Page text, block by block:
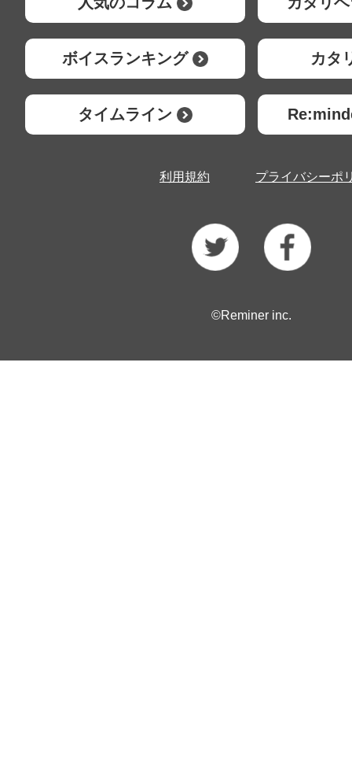
ボイスランキング カタ
タイムライン
利用規約 プライバシーポ
©Reminer inc.